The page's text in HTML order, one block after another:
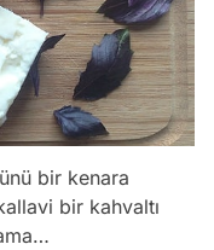
bir kenara
bir kahvaltı